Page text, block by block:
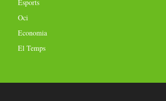
Esports
Oci
Economia
El Temps